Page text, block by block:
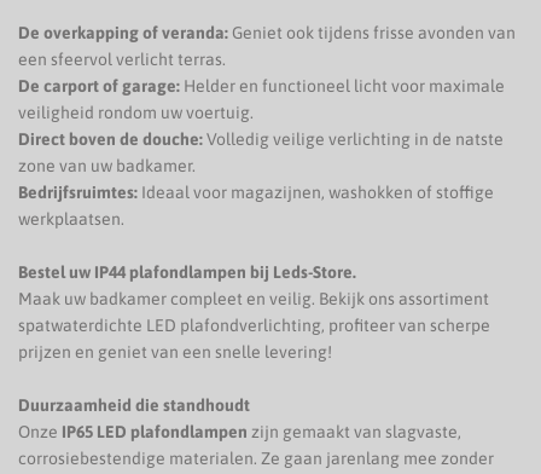
De overkapping of veranda: Geniet ook tijdens frisse avonden van
een sfeervol verlicht terras.
De carport of garage: Helder en functioneel licht voor maximale
veiligheid rondom uw voertuig.
Direct boven de douche:Volledig veilige verlichting in de natste
zone van uw badkamer.
Bedrijfsruimtes: Ideaal voor magazijnen, washokken of stoffige
werkplaatsen.
Bestel uw IP44 plafondlampen bij Leds-Store.
Maak uw badkamer compleet en veilig. Bekijk ons assortiment
spatwaterdichte LED plafondverlichting, profiteer van scherpe
prijzen en geniet van een snelle levering!
Duurzaamheid die standhoudt
Onze IP65 LED plafondlampen zijn gemaakt van slagvaste,
corrosiebestendige materialen. Ze gaan jarenlang mee zonder